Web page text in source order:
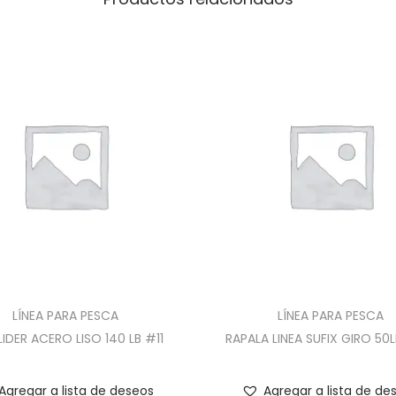
LÍNEA PARA PESCA
ACERO LISO 140 LB #11
a lista de deseos
LÍNEA PARA PESCA
RAPALA LINEA SUFIX GIRO
Agregar a lista de